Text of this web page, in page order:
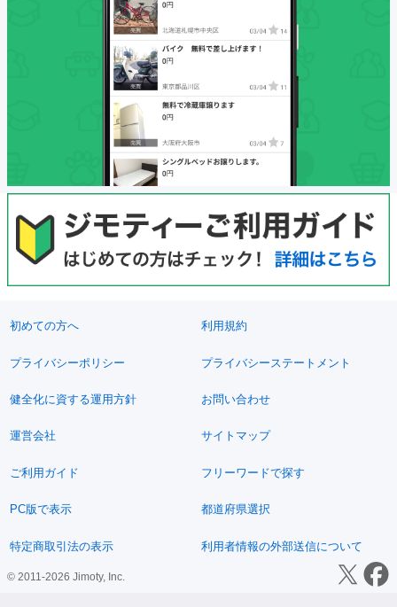
初めての方へ 利用規約
プライバシーポリシー プライバシーステートメント
健全化に資する運用方針 お問い合わせ
運営会社 サイトマップ
ご利用ガイド フリーワードで探す
PC版で表示 都道府県選択
特定商取引法の表示 利用者情報の外部送信について
© 2011-2026 Jimoty, Inc.